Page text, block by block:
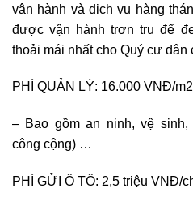
vận hành và dịch vụ hàng
được vận hành trơn tru để
thoải mái nhất cho Quý cư dân
PHÍ QUẢN LÝ: 16.000 VNĐ/
– Bao gồm an ninh, vệ
công cộng) …
PHÍ GỬI Ô TÔ: 2,5 triệu VNĐ/